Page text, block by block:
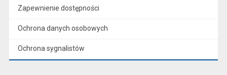
Zapewnienie dostępności
Ochrona danych osobowych
Ochrona sygnalistów